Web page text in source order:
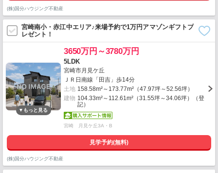
(株)国分ハウジング不動産
宮崎南小・赤江中エリア♪来場予約で1万円アマゾンギフトプ
レゼント！
3650万円～3780万円
5LDK
宮崎市月見ケ丘
ＪＲ日南線「田吉」歩14分
土地 158.58m²～173.77m²（47.97坪～52.56坪）
建物 104.33m²～112.61m²（31.55坪～34.06坪）（登
記）
宮崎 月見ケ丘3A・B
見学予約(無料)
(株)国分ハウジング不動産